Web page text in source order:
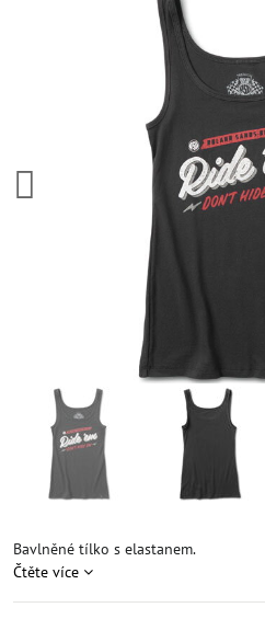
Bavlněné tílko s elastanem.
Čtěte více